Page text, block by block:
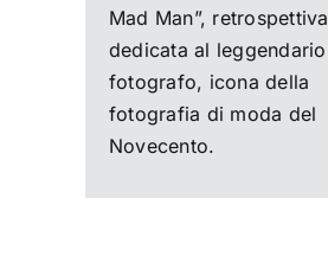
Mad Man”, retrospettiva
dedicata al leggendario
fotografo, icona della
fotografia di moda del
Novecento.